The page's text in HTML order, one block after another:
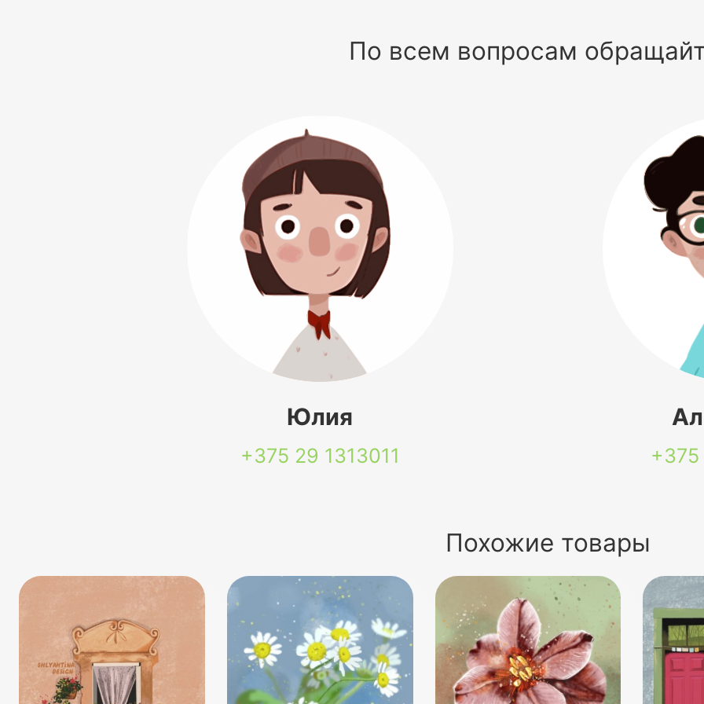
По всем вопросам
Юлия
+375 29 1313011
Похожие товары